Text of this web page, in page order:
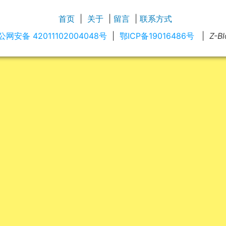
首页 | 关于 | 留言 | 联系方式
网安备 42011102004048号 | 鄂ICP备19016486号 |Z-